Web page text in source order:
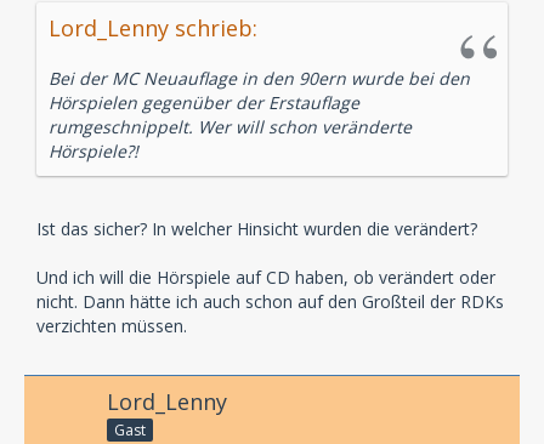
Lord_Lenny schrieb:
Bei der MC Neuauflage in den 90ern wurde bei den
Hörspielen gegenüber der Erstauflage
rumgeschnippelt. Wer will schon veränderte
Hörspiele?!
Ist das sicher? In welcher Hinsicht wurden die verändert?
Und ich will die Hörspiele auf CD haben, ob verändert oder
nicht. Dann hätte ich auch schon auf den Großteil der RDKs
verzichten müssen.
Lord_Lenny
Gast